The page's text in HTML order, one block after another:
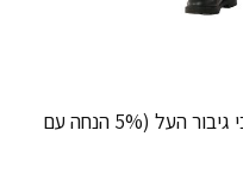
לחובבי גיבור העל (5% הנחה עם